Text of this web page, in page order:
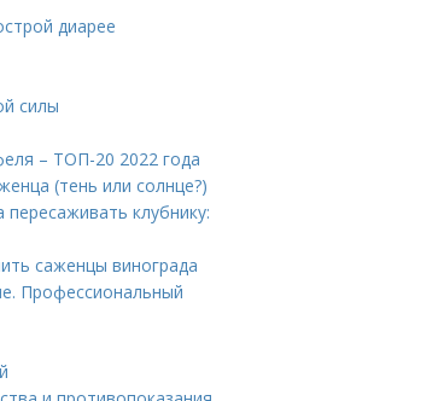
диарее
силы
– ТОП-20 2022 года
(тень или солнце?)
клубнику:
саженцы винограда
Профессиональный